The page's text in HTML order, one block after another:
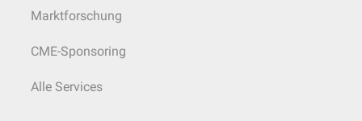
Marktforschung
CME-Sponsoring
Alle Services